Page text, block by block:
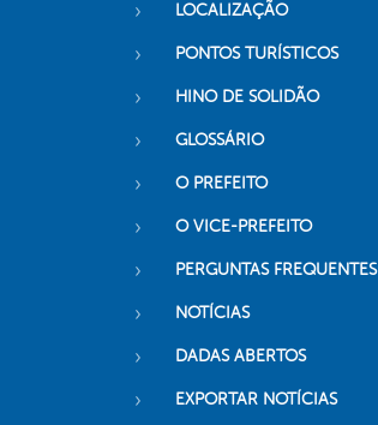
LOCALIZAÇÃO
PONTOS TURÍSTICOS
HINO DE SOLIDÃO
GLOSSÁRIO
O PREFEITO
O VICE-PREFEITO
PERGUNTAS FREQUENTES
NOTÍCIAS
DADAS ABERTOS
EXPORTAR NOTÍCIAS